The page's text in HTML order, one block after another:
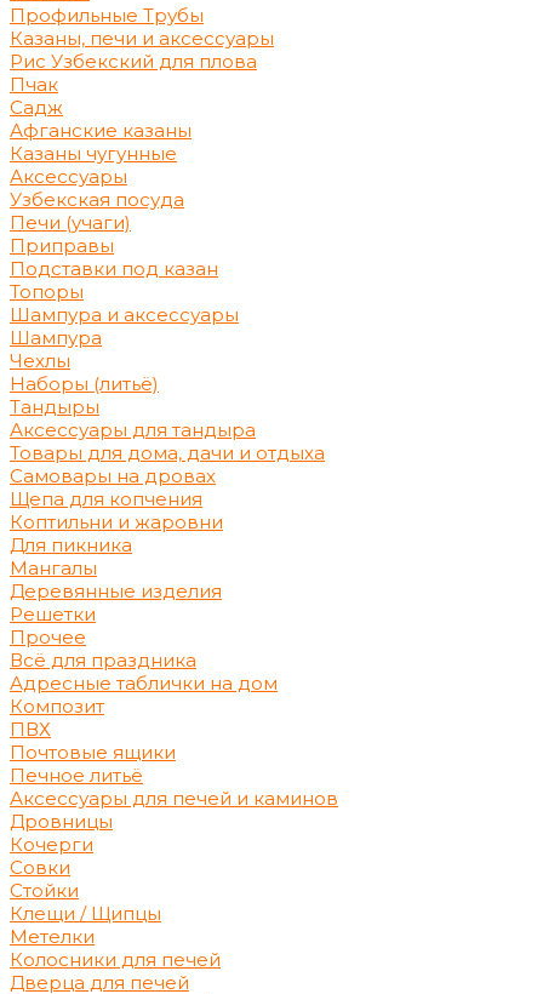
Профильные Трубы
Казаны, печи и аксессуары
Рис Узбекский для плова
Пчак
Садж
Афганские казаны
Казаны чугунные
Аксессуары
Узбекская посуда
Печи (учаги)
Приправы
Подставки под казан
Топоры
Шампура и аксессуары
Шампура
Чехлы
Наборы (литьё)
Тандыры
Аксессуары для тандыра
Товары для дома, дачи и отдыха
Самовары на дровах
Щепа для копчения
Коптильни и жаровни
Для пикника
Мангалы
Деревянные изделия
Решетки
Прочее
Всё для праздника
Адресные таблички на дом
Композит
ПВХ
Почтовые ящики
Печное литьё
Аксессуары для печей и каминов
Дровницы
Кочерги
Совки
Стойки
Клещи / Щипцы
Метелки
Колосники для печей
Дверца для печей